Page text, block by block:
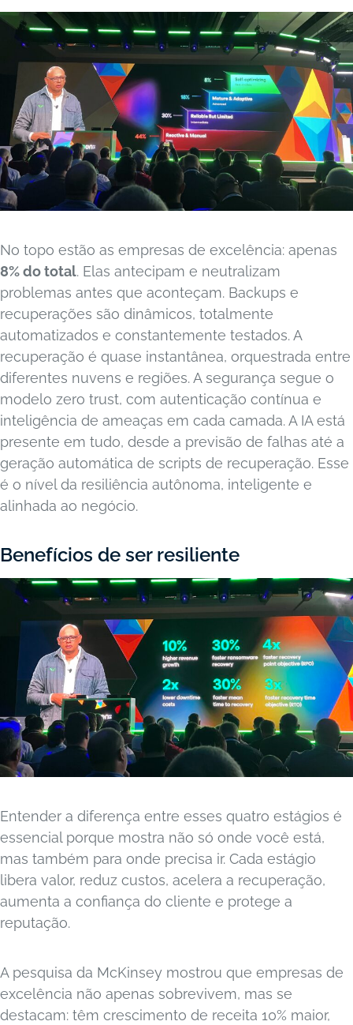
No topo estão as empresas de excelência: apenas
8% do total. Elas antecipam e neutralizam
problemas antes que aconteçam. Backups e
recuperações são dinâmicos, totalmente
automatizados e constantemente testados. A
recuperação é quase instantânea, orquestrada entre
diferentes nuvens e regiões. A segurança segue o
modelo zero trust, com autenticação contínua e
inteligência de ameaças em cada camada. A IA está
presente em tudo, desde a previsão de falhas até a
geração automática de scripts de recuperação. Esse
é o nível da resiliência autônoma, inteligente e
alinhada ao negócio.
Benefícios de ser resiliente
Entender a diferença entre esses quatro estágios é
essencial porque mostra não só onde você está,
mas também para onde precisa ir. Cada estágio
libera valor, reduz custos, acelera a recuperação,
aumenta a confiança do cliente e protege a
reputação.
A pesquisa da McKinsey mostrou que empresas de
excelência não apenas sobrevivem, mas se
destacam: têm crescimento de receita 10% maior,